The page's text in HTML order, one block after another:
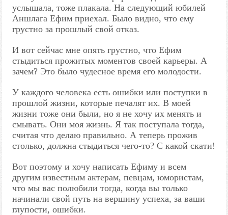
услышала, тоже плакала. На следующий юбилей
Аншлага Ефим приехал. Было видно, что ему
грустно за прошлый свой отказ.
И вот сейчас мне опять грустно, что Ефим
стыдиться прожитых моментов своей карьеры. А
зачем? Это было чудесное время его молодости.
У каждого человека есть ошибки или поступки в
прошлой жизни, которые печалят их. В моей
жизни тоже они были, но я не хочу их менять и
смывать. Они моя жизнь. Я так поступала тогда,
считая что делаю правильно. А теперь прожив
столько, должна стыдиться чего-то? С какой скати!
Вот поэтому и хочу написать Ефиму и всем
другим известным актерам, певцам, юмористам,
что мы вас полюбили тогда, когда вы только
начинали свой путь на вершину успеха, за ваши
глупости, ошибки.